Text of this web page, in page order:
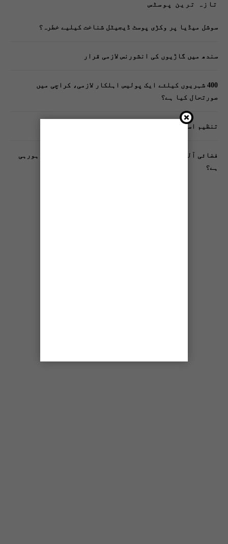
تازہ ترین پوسٹس
سوشل میڈیا پر وکڑی پوسٹ ڈیجیٹل شناخت کیلیے خطرہ؟
سندھ میں گاڑیوں کی انشورنس لازمی قرار
400 شہریوں کیلئے ایک پولیس اہلکار لازمی، کراچی میں
صورتحال کیا ہے؟
تنظیم اسلامی کے زیرِ اہتمام ملک گیر آگاہی مہم!
فضائی آلودگی انسانی دماغ کیلیے کیسے خطرناک ثابت ہورہی
ہے؟